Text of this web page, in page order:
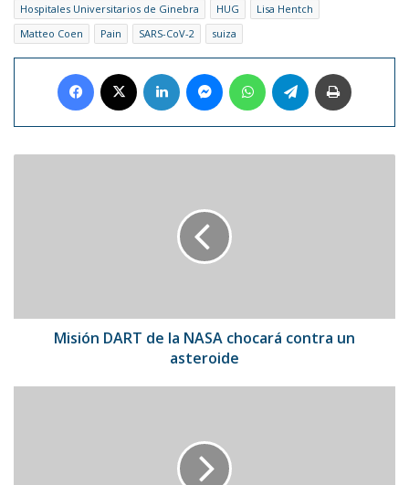
Hospitales Universitarios de Ginebra
HUG
Lisa Hentch
Matteo Coen
Pain SARS-CoV-2 suiza
Facebook LinkedIn MessengerWhatsAppTelegram
asteroide
Misión DART de la NASA chocará contra un
asteroide